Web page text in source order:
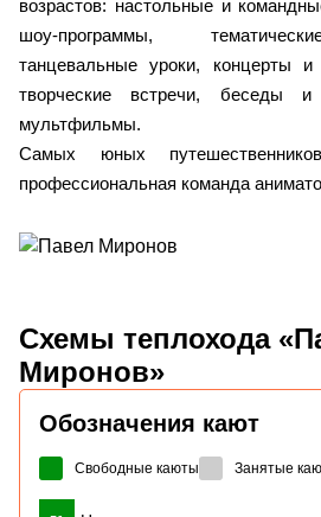
возрастов: настольные и
шоу-программы,
танцевальные уроки, концерты
творческие встречи, беседы
мультфильмы.
Самых юных
профессиональная команда
Схемы теплохода
Миронов»
Обозначения кают
Свободные каюты Занятые